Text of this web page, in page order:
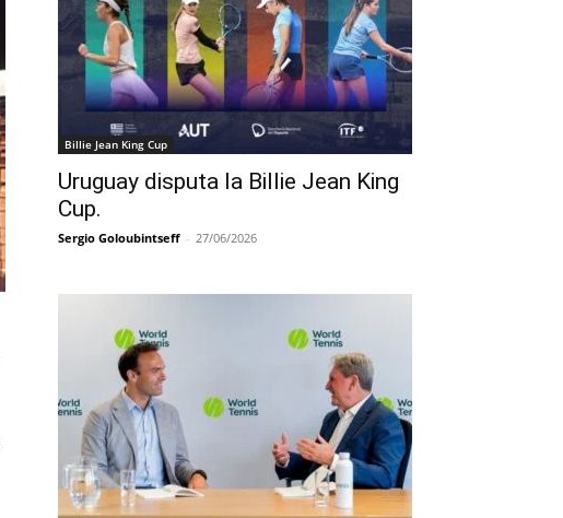
Billie Jean King Cup
Uruguay disputa la Billie Jean King
Cup.
Sergio Goloubintseff - 27/06/2026